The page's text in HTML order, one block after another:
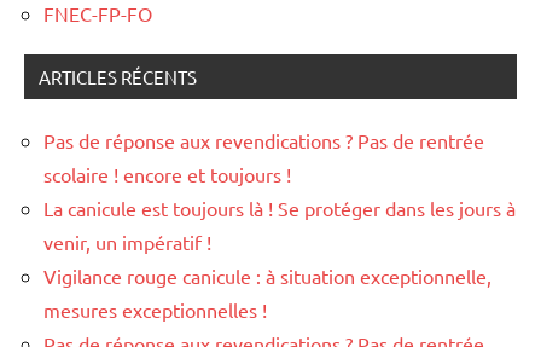
FNEC-FP-FO
ARTICLES RÉCENTS
Pas de réponse aux revendications ? Pas de rentrée
scolaire ! encore et toujours !
La canicule est toujours là ! Se protéger dans les jours à
venir, un impératif !
Vigilance rouge canicule : à situation exceptionnelle,
mesures exceptionnelles !